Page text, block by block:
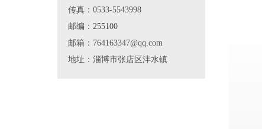
传真：0533-5543998
邮编：255100
邮箱：764163347@qq.com
地址：淄博市张店区沣水镇